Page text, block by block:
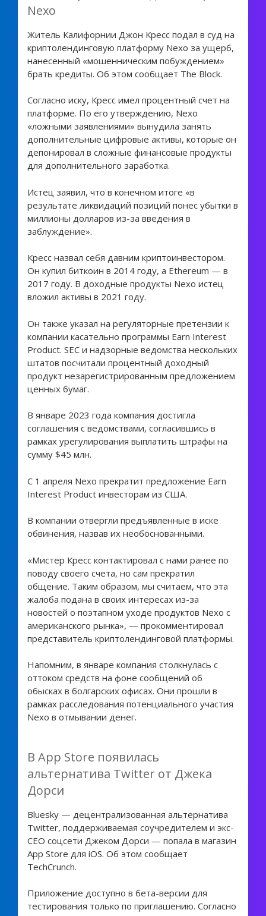
Nexo
Житель Калифорнии Джон Кресс подал в суд на
криптолендинговую платформу Nexo за ущерб,
нанесенный «мошенническим побуждением»
брать кредиты. Об этом сообщает The Block.
Согласно иску, Кресс имел процентный счет на
платформе. По его утверждению, Nexo
«ложными заявлениями» вынудила занять
дополнительные цифровые активы, которые он
депонировал в сложные финансовые продукты
для дополнительного заработка.
Истец заявил, что в конечном итоге «в
результате ликвидаций позиций понес убытки в
миллионы долларов из-за введения в
заблуждение».
Кресс назвал себя давним криптоинвестором.
Он купил биткоин в 2014 году, а Ethereum — в
2017 году. В доходные продукты Nexo истец
вложил активы в 2021 году.
Он также указал на регуляторные претензии к
компании касательно программы Earn Interest
Product. SEC и надзорные ведомства нескольких
штатов посчитали процентный доходный
продукт незарегистрированным предложением
ценных бумаг.
В январе 2023 года компания достигла
соглашения с ведомствами, согласившись в
рамках урегулирования выплатить штрафы на
сумму $45 млн.
С 1 апреля Nexo прекратит предложение Earn
Interest Product инвесторам из США.
В компании отвергли предъявленные в иске
обвинения, назвав их необоснованными.
«Мистер Кресс контактировал с нами ранее по
поводу своего счета, но сам прекратил
общение. Таким образом, мы считаем, что эта
жалоба подана в своих интересах из-за
новостей о поэтапном уходе продуктов Nexo с
американского рынка», — прокомментировал
представитель криптолендинговой платформы.
Напомним, в январе компания столкнулась с
оттоком средств на фоне сообщений об
обысках в болгарских офисах. Они прошли в
рамках расследования потенциального участия
Nexo в отмывании денег.
В App Store появилась
альтернатива Twitter от Джека
Дорси
Bluesky — децентрализованная альтернатива
Twitter, поддерживаемая соучредителем и экс-
CEO соцсети Джеком Дорси — попала в магазин
App Store для iOS. Об этом сообщает
TechCrunch.
Приложение доступно в бета-версии для
тестирования только по приглашению. Согласно